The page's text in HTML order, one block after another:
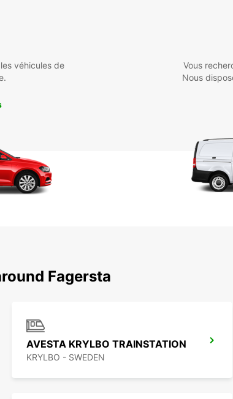
véhicules de
Vous
Nous
Fagersta
AVESTA KRYLBO TRAINSTATION
KRYLBO - SWEDEN